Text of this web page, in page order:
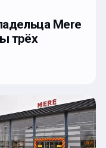
Mere
трёх